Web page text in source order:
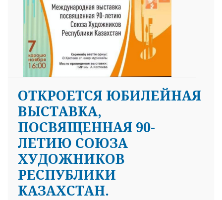
ОТКРОЕТСЯ ЮБИЛЕЙНАЯ
ВЫСТАВКА,
ПОСВЯЩЕННАЯ 90-
ЛЕТИЮ СОЮЗА
ХУДОЖНИКОВ
РЕСПУБЛИКИ
КАЗАХСТАН.